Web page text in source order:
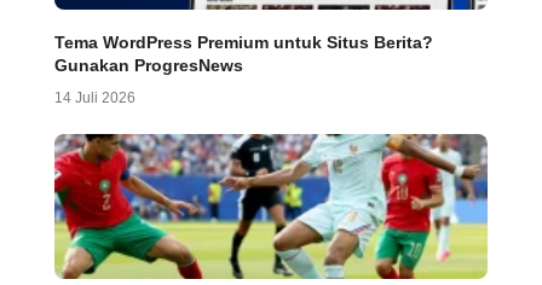
Tema WordPress Premium untuk Situs Berita?
Gunakan ProgresNews
14 Juli 2026